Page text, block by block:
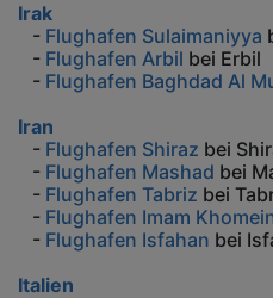
Irak
- Flughafen Sulaimaniyya
- Flughafen Arbil bei Erbil
- Flughafen Baghdad Al
Iran
- Flughafen Shiraz bei
- Flughafen Mashad bei
- Flughafen Tabriz bei
- Flughafen Imam
- Flughafen Isfahan bei
Italien